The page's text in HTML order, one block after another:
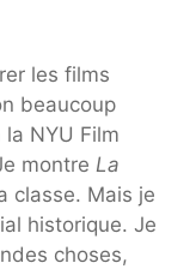
les films
beaucoup
NYU Film
montre La
classe. Mais je
historique. Je
choses,